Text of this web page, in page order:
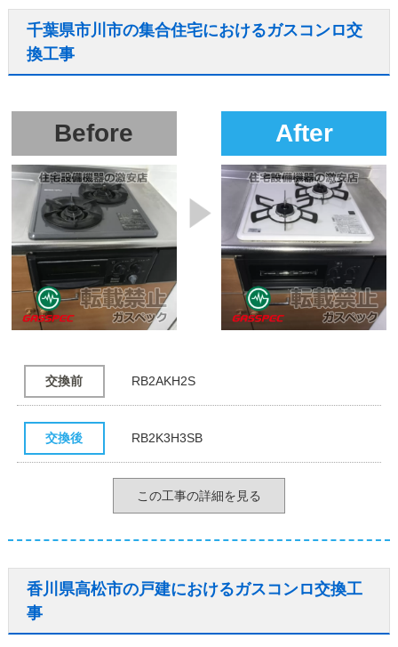
千葉県市川市の集合住宅におけるガスコンロ交
換工事
Before After
交換前 RB2AKH2S
交換後 RB2K3H3SB
この工事の詳細を見る
香川県高松市の戸建におけるガスコンロ交換工
事